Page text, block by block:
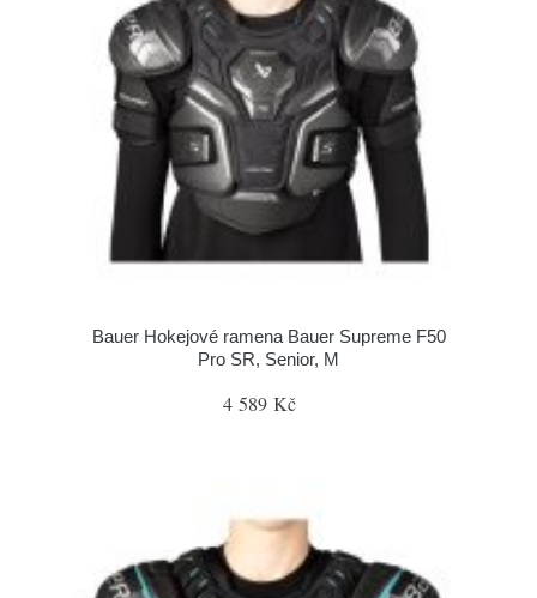
Bauer Hokejové ramena Bauer Supreme F50
Pro SR, Senior, M
4 589 Kč